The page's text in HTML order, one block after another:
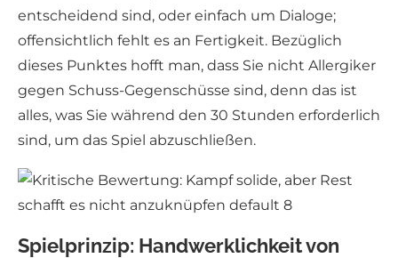
entscheidend sind, oder einfach um Dialoge;
offensichtlich fehlt es an Fertigkeit. Bezüglich
dieses Punktes hofft man, dass Sie nicht Allergiker
gegen Schuss-Gegenschüsse sind, denn das ist
alles, was Sie während den 30 Stunden erforderlich
sind, um das Spiel abzuschließen.
Spielprinzip: Handwerklichkeit von